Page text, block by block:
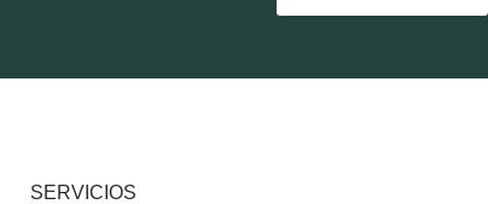
SERVICIOS